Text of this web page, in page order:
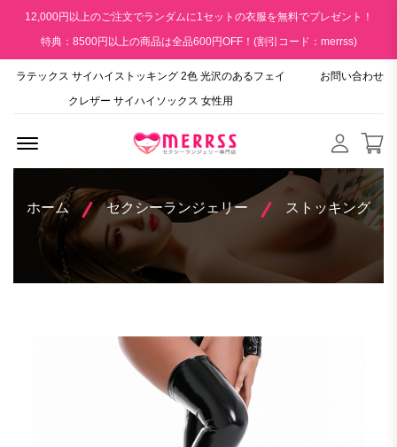
12,000円以上のご注文でランダムに1セットの衣服を無料でプレゼント！
特典：8500円以上の商品は全品600円OFF！(割引コード：merrss)
ラテックス サイハイストッキング 2色 光沢のあるフェイ
クレザー サイハイソックス 女性用
お問い合わせ
ホーム セクシーランジェリー ストッキング